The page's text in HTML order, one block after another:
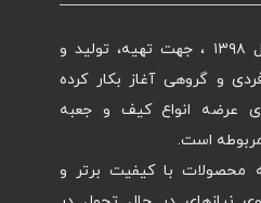
گروه ایمنی ماهان از سال ۱۳۹۸ ، جهت تهیه، تولید و
و گروهی آغاز بکار کرده
عرضه انواع کیف و جعبه
است.
محصولات با کیفیت برتر و